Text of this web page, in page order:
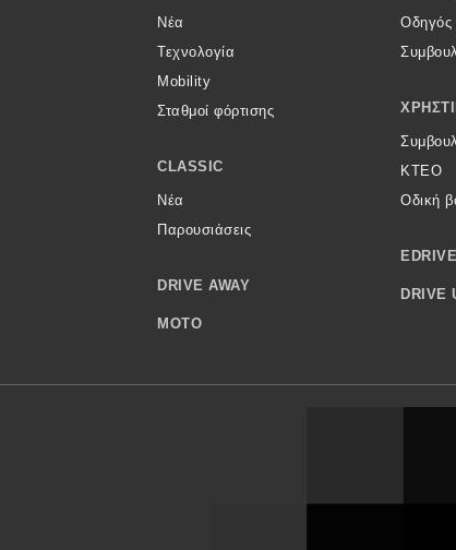
Νέα
Τεχνολογία
Mobility
Σταθμοί φόρτισης
CLASSIC
Νέα
Παρουσιάσεις
DRIVE AWAY
MOTO
Οδηγός
ΚΤΕΟ
Οδική
EDRIVE
DRIVE